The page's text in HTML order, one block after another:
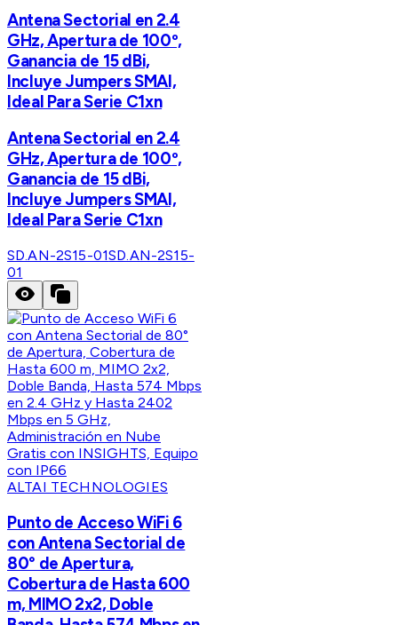
Antena Sectorial en 2.4
GHz, Apertura de 100º,
Ganancia de 15 dBi,
Incluye Jumpers SMAI,
Ideal Para Serie C1xn
Antena Sectorial en 2.4
GHz, Apertura de 100º,
Ganancia de 15 dBi,
Incluye Jumpers SMAI,
Ideal Para Serie C1xn
SD.AN-2S15-01SD.AN-2S15-
01
ALTAI TECHNOLOGIES
Punto de Acceso WiFi 6
con Antena Sectorial de
80° de Apertura,
Cobertura de Hasta 600
m, MIMO 2x2, Doble